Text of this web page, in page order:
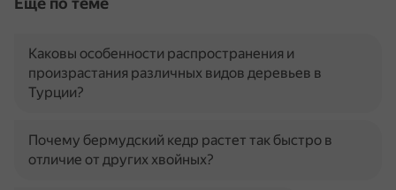
Каковы особенности распространения и
произрастания различных видов деревьев в
Турции?
Почему бермудский кедр растет так быстро в
отличие от других хвойных?